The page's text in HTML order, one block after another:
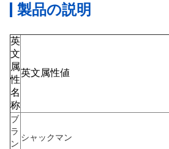
製品の説明
英
文
属
性
名
称
英文属性値
ブ
ラ
ン
シャックマン